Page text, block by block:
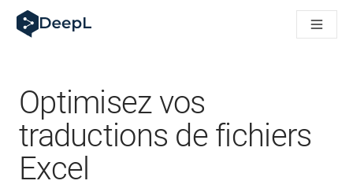
DeepL pour agents IA
Translation Flow de DeepL : des nouveaux processus
Décoder la notion de confiance dans l'IA linguistique pour
Évaluation qualité traduction chez DeepL
De la traduction de texte à la traduction vocale en temps réel
Building an instantly accessible voice demo with DeepL
Optimisez vos
traductions de fichiers
Excel